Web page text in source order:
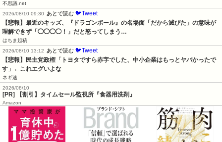
不思議.net
2026/08/10 09:30 あとで読む 🐦Tweet
【悲報】最近のキッズ、『ドラゴンボール』の名場面「だから滅びた」の意味が
理解できず「◯◯◯◯！」だと怒ってしまう…
はちま起稿
2026/08/10 13:12 あとで読む 🐦Tweet
【悲報】民主党政権「トヨタですら赤字でした、中小企業はもっとヤバかったで
す」←これエグいよな
ネギ速
2026/08/10
[PR] 【割引】タイムセール監視所『食器用洗剤』
Amazon